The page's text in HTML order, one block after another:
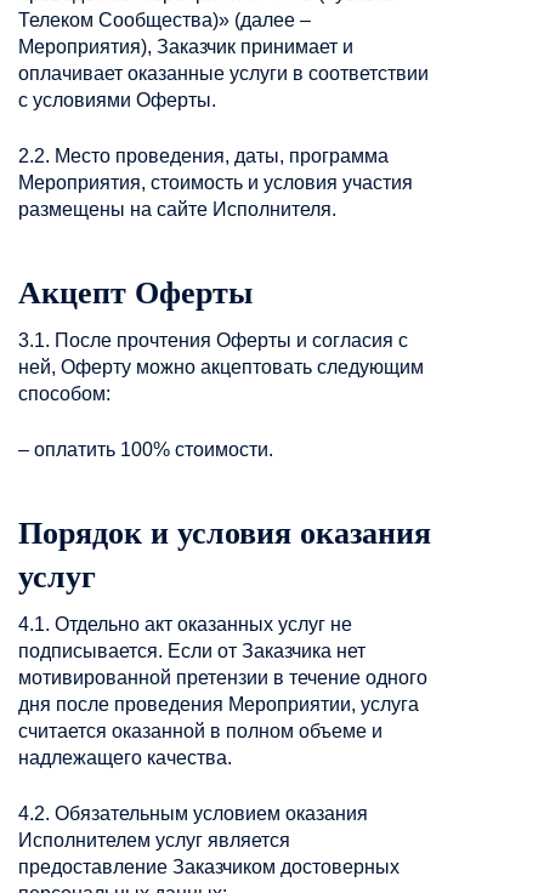
Телеком Сообщества)» (далее –
Мероприятия), Заказчик принимает и
оплачивает оказанные услуги в соответствии
с условиями Оферты.
2.2. Место проведения, даты, программа
Мероприятия, стоимость и условия участия
размещены на сайте Исполнителя.
Акцепт Оферты
3.1. После прочтения Оферты и согласия с
ней, Оферту можно акцептовать следующим
способом:
– оплатить 100% стоимости.
Порядок и условия оказания
услуг
4.1. Отдельно акт оказанных услуг не
подписывается. Если от Заказчика нет
мотивированной претензии в течение одного
дня после проведения Мероприятии, услуга
считается оказанной в полном объеме и
надлежащего качества.
4.2. Обязательным условием оказания
Исполнителем услуг является
предоставление Заказчиком достоверных